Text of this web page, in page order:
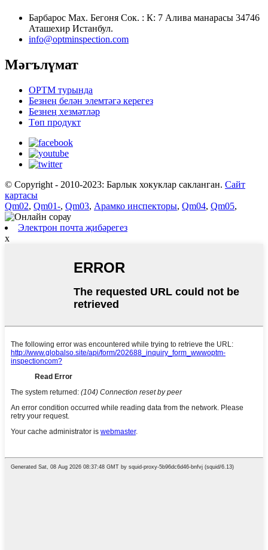
Барбарос Мах. Бегоня Сок. : К: 7 Алива манарасы 34746
Аташехир Истанбул.
info@optminspection.com
Мәгълүмат
OPTM турында
Безнең белән элемтәгә керегез
Безнең хезмәтләр
Төп продукт
© Copyright - 2010-2023: Барлык хокуклар сакланган. Сайт
картасы
Qm02, Qm01-, Qm03, Арамко инспекторы, Qm04, Qm05,
Электрон почта җибәрегез
x